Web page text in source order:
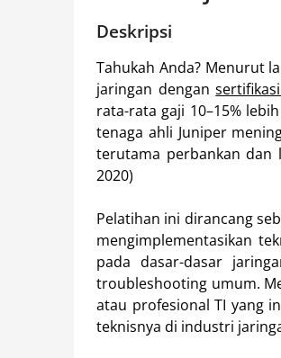
Deskripsi
Tahukah Anda? Menurut
jaringan dengansertifikasi
rata-rata gaji 10–15%
tenaga ahli Juniper
terutama perbankan dan
2020)
Pelatihan ini dirancang
mengimplementasikan
pada dasar-dasar
troubleshooting umum.
atau profesional TI yang
teknisnya di industri